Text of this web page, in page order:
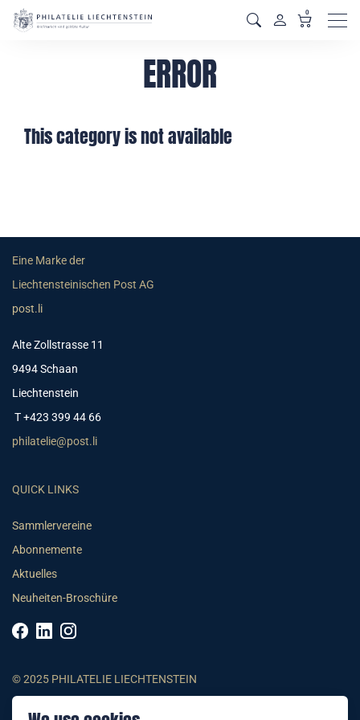
0
ERROR
This category is not available
Eine Marke der
Liechtensteinischen Post AG
post.li
Alte Zollstrasse 11
9494 Schaan
Liechtenstein
T +423 399 44 66
philatelie@post.li
QUICK LINKS
Sammlervereine
Abonnemente
Aktuelles
Neuheiten-Broschüre
© 2025 PHILATELIE LIECHTENSTEIN
AGB